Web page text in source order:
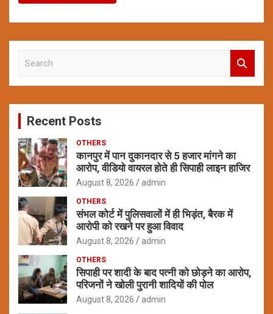
c
Recent Posts
OTHERS
कानपुर में पान दुकानदार से 5 हजार मांगने का
आरोप, वीडियो वायरल होते ही सिपाही लाइन हाजिर
August 8, 2026 admin
OTHERS
संभल कोर्ट में पुलिसवालों में ही भिड़ंत, बैरक में
आरोपी को रखने पर हुआ विवाद
August 8, 2026 admin
OTHERS
सिपाही पर शादी के बाद पत्नी को छोड़ने का आरोप,
परिजनों ने खोली पुरानी शादियों की पोल
August 8, 2026 admin